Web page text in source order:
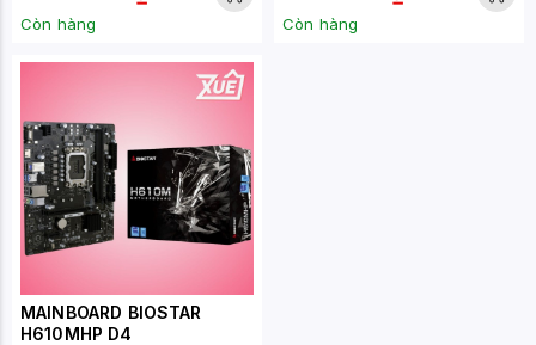
Còn hàng Còn hàng
MAINBOARD BIOSTAR
H610MHP D4